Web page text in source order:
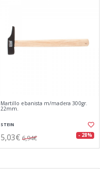
Martillo ebanista m/madera 300gr.
22mm.
STEIN
5,03€ 6,94€ - 28%